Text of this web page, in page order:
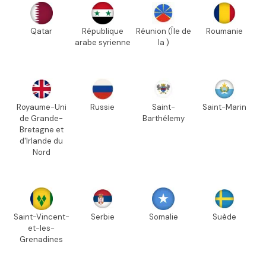
Qatar
République
arabe syrienne
Réunion (Île de
la )
Roumanie
Royaume-Uni
de Grande-
Bretagne et
d'Irlande du
Nord
Russie
Saint-
Barthélemy
Saint-Marin
Saint-Vincent-
et-les-
Grenadines
Serbie Somalie Suède